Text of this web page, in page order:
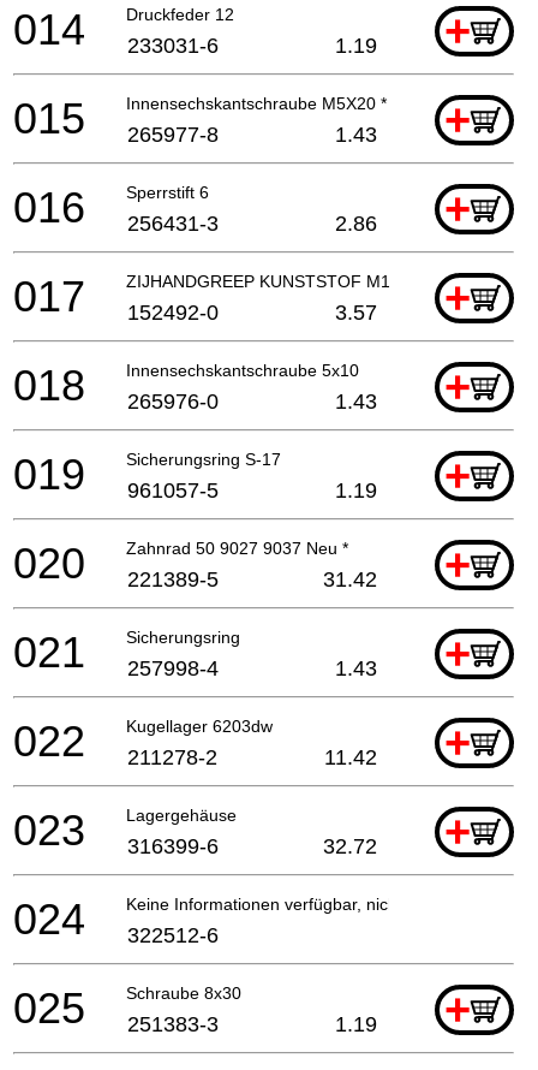
Druckfeder 12 +
014 233031-6 1.19
Innensechskantschraube M5X20 * +
015 265977-8 1.43
Sperrstift 6 +
016 256431-3 2.86
ZIJHANDGREEP KUNSTSTOF M12 +
017 152492-0 3.57
Innensechskantschraube 5x10 +
018 265976-0 1.43
Sicherungsring S-17 +
019 961057-5 1.19
Zahnrad 50 9027 9037 Neu * +
020 221389-5 31.42
Sicherungsring +
021 257998-4 1.43
Kugellager 6203dw +
022 211278-2 11.42
Lagergehäuse +
023 316399-6 32.72
Keine Informationen verfügbar, nicht bestellbar
024 322512-6
Schraube 8x30 +
025 251383-3 1.19